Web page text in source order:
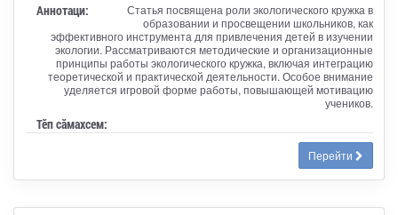
Аннотаци:
Статья посвящена роли экологического кружка в
образовании и просвещении школьников, как
эффективного инструмента для привлечения детей в изучении
экологии. Рассматриваются методические и организационные
принципы работы экологического кружка, включая интеграцию
теоретической и практической деятельности. Особое внимание
уделяется игровой форме работы, повышающей мотивацию
учеников.
Тӗп сӑмахсем:
Перейти